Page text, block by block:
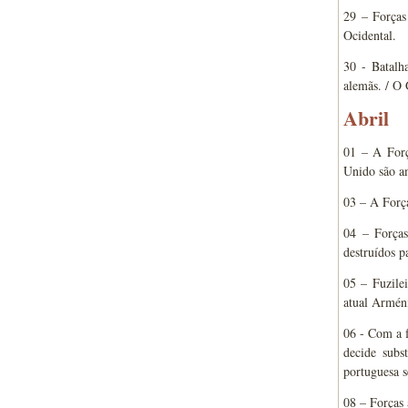
29 –
Ocidental.
30 -
alemãs. / O
Abril
01 – A
Unido são
03 – A
04 –
destruídos
05 –
atual
06 - Com a
decide
portuguesa
08 –